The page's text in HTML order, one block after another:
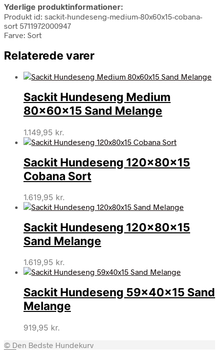
Yderlige produktinformationer:
Produkt id: sackit-hundeseng-medium-80x60x15-cobana-
sort 5711972000947
Farve: Sort
Relaterede varer
Sackit Hundeseng Medium
80x60x15 Sand Melange
1.149,95 kr.
Sackit Hundeseng 120x80x15
Cobana Sort
1.619,95 kr.
Sackit Hundeseng 120x80x15
Sand Melange
1.619,95 kr.
Sackit Hundeseng 59x40x15 Sand
Melange
919,95 kr.
© Den Bedste Hundekurv